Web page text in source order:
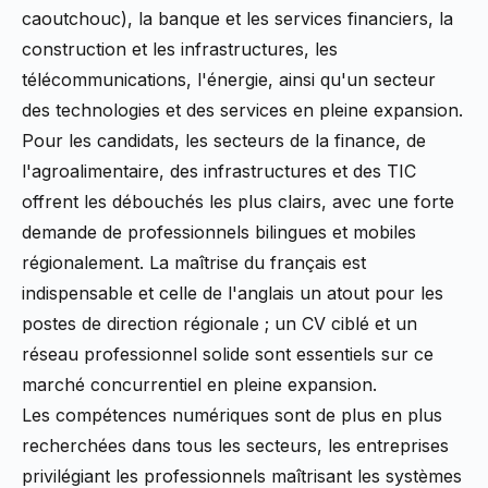
caoutchouc), la banque et les services financiers, la
construction et les infrastructures, les
télécommunications, l'énergie, ainsi qu'un secteur
des technologies et des services en pleine expansion.
Pour les candidats, les secteurs de la finance, de
l'agroalimentaire, des infrastructures et des TIC
offrent les débouchés les plus clairs, avec une forte
demande de professionnels bilingues et mobiles
régionalement. La maîtrise du français est
indispensable et celle de l'anglais un atout pour les
postes de direction régionale ; un CV ciblé et un
réseau professionnel solide sont essentiels sur ce
marché concurrentiel en pleine expansion.
Les compétences numériques sont de plus en plus
recherchées dans tous les secteurs, les entreprises
privilégiant les professionnels maîtrisant les systèmes